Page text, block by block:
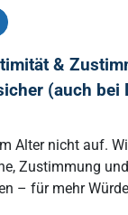
&
(auch bei
Alter nicht auf.
Zustimmung
– für mehr